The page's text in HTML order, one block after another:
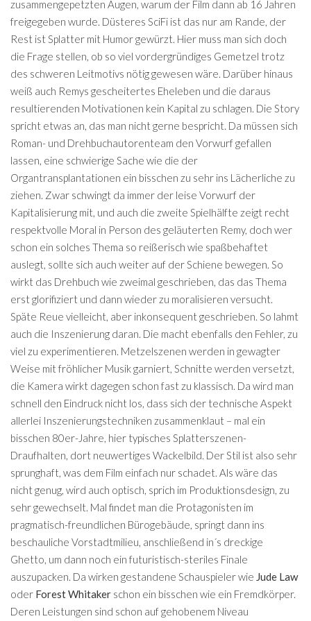
zusammengepetzten Augen, warum der Film dann ab 16 Jahren
freigegeben wurde. Düsteres SciFi ist das nur am Rande, der
Rest ist Splatter mit Humor gewürzt. Hier muss man sich doch
die Frage stellen, ob so viel vordergründiges Gemetzel trotz
des schweren Leitmotivs nötig gewesen wäre. Darüber hinaus
weiß auch Remys gescheitertes Eheleben und die daraus
resultierenden Motivationen kein Kapital zu schlagen. Die Story
spricht etwas an, das man nicht gerne bespricht. Da müssen sich
Roman- und Drehbuchautorenteam den Vorwurf gefallen
lassen, eine schwierige Sache wie die der
Organtransplantationen ein bisschen zu sehr ins Lächerliche zu
ziehen. Zwar schwingt da immer der leise Vorwurf der
Kapitalisierung mit, und auch die zweite Spielhälfte zeigt recht
respektvolle Moral in Person des geläuterten Remy, doch wer
schon ein solches Thema so reißerisch wie spaßbehaftet
auslegt, sollte sich auch weiter auf der Schiene bewegen. So
wirkt das Drehbuch wie zweimal geschrieben, das das Thema
erst glorifiziert und dann wieder zu moralisieren versucht.
Späte Reue vielleicht, aber inkonsequent geschrieben. So lahmt
auch die Inszenierung daran. Die macht ebenfalls den Fehler, zu
viel zu experimentieren. Metzelszenen werden in gewagter
Weise mit fröhlicher Musik garniert, Schnitte werden versetzt,
die Kamera wirkt dagegen schon fast zu klassisch. Da wird man
schnell den Eindruck nicht los, dass sich der technische Aspekt
allerlei Inszenierungstechniken zusammenklaut – mal ein
bisschen 80er-Jahre, hier typisches Splatterszenen-
Draufhalten, dort neuwertiges Wackelbild. Der Stil ist also sehr
sprunghaft, was dem Film einfach nur schadet. Als wäre das
nicht genug, wird auch optisch, sprich im Produktionsdesign, zu
sehr gewechselt. Mal findet man die Protagonisten im
pragmatisch-freundlichen Bürogebäude, springt dann ins
beschauliche Vorstadtmilieu, anschließend in´s dreckige
Ghetto, um dann noch ein futuristisch-steriles Finale
auszupacken. Da wirken gestandene Schauspieler wie Jude Law
oder Forest Whitaker schon ein bisschen wie ein Fremdkörper.
Deren Leistungen sind schon auf gehobenem Niveau